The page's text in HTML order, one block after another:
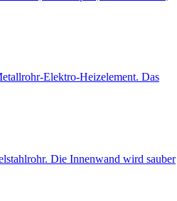
Elektro-Heizelement. Das
Die Innenwand wird sauber